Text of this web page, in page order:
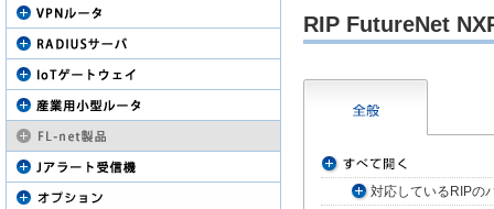
RIP FutureNet
対応しているRIPの